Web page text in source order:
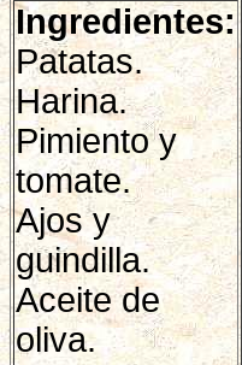
Ingredientes:
Patatas.
Harina.
Pimiento y
tomate.
Ajos y
guindilla.
Aceite de
oliva.